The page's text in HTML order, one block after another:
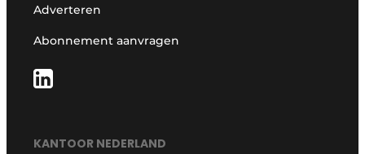
Adverteren
Abonnement aanvragen
KANTOOR NEDERLAND